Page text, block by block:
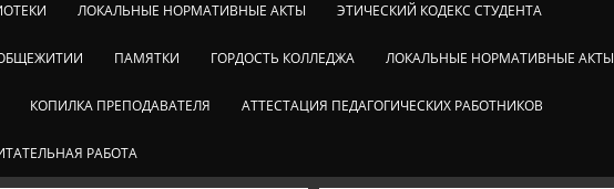
ЛОКАЛЬНЫЕ НОРМАТИВНЫЕ АКТЫ ЭТИЧЕСКИЙ КОДЕКС СТУДЕНТА
ПАМЯТКИ ГОРДОСТЬ КОЛЛЕДЖА ЛОКАЛЬНЫЕ НОРМАТИВНЫЕ АКТЫ
КОПИЛКА ПРЕПОДАВАТЕЛЯ АТТЕСТАЦИЯ ПЕДАГОГИЧЕСКИХ РАБОТНИКОВ
РАБОТА